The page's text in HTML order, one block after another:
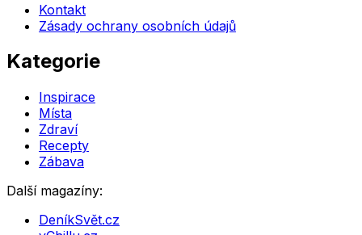
Kontakt
Zásady ochrany osobních údajů
Kategorie
Inspirace
Místa
Zdraví
Recepty
Zábava
Další magazíny:
DeníkSvět.cz